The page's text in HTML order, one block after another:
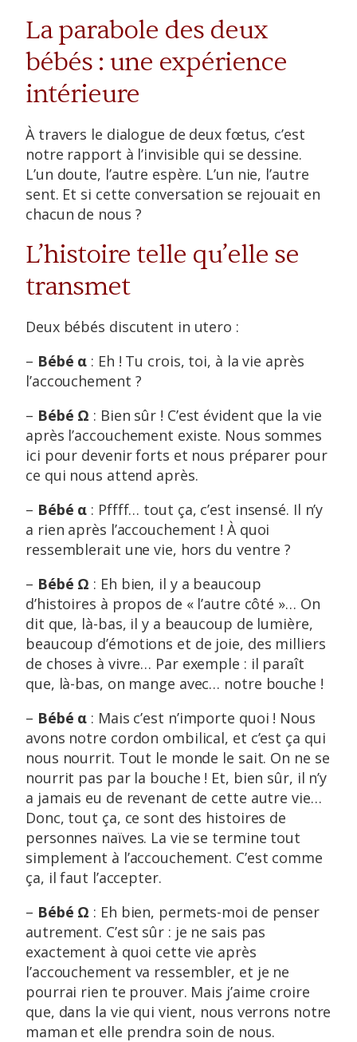
La parabole des deux
bébés : une expérience
intérieure
À travers le dialogue de deux fœtus, c’est
notre rapport à l’invisible qui se dessine.
L’un doute, l’autre espère. L’un nie, l’autre
sent. Et si cette conversation se rejouait en
chacun de nous ?
L’histoire telle qu’elle se
transmet
Deux bébés discutent in utero :
– Bébé α : Eh ! Tu crois, toi, à la vie après
l’accouchement ?
– Bébé Ω : Bien sûr ! C’est évident que la vie
après l’accouchement existe. Nous sommes
ici pour devenir forts et nous préparer pour
ce qui nous attend après.
– Bébé α : Pffff… tout ça, c’est insensé. Il n’y
a rien après l’accouchement ! À quoi
ressemblerait une vie, hors du ventre ?
– Bébé Ω : Eh bien, il y a beaucoup
d’histoires à propos de « l’autre côté »… On
dit que, là-bas, il y a beaucoup de lumière,
beaucoup d’émotions et de joie, des milliers
de choses à vivre… Par exemple : il paraît
que, là-bas, on mange avec… notre bouche !
– Bébé α : Mais c’est n’importe quoi ! Nous
avons notre cordon ombilical, et c’est ça qui
nous nourrit. Tout le monde le sait. On ne se
nourrit pas par la bouche ! Et, bien sûr, il n’y
a jamais eu de revenant de cette autre vie…
Donc, tout ça, ce sont des histoires de
personnes naïves. La vie se termine tout
simplement à l’accouchement. C’est comme
ça, il faut l’accepter.
– Bébé Ω : Eh bien, permets-moi de penser
autrement. C’est sûr : je ne sais pas
exactement à quoi cette vie après
l’accouchement va ressembler, et je ne
pourrai rien te prouver. Mais j’aime croire
que, dans la vie qui vient, nous verrons notre
maman et elle prendra soin de nous.